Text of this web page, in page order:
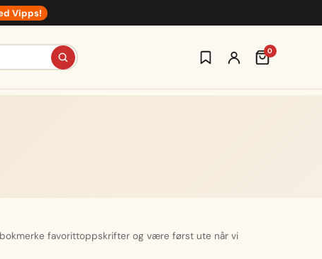
Vipps!
0
favorittoppskrifter og være først ute når vi